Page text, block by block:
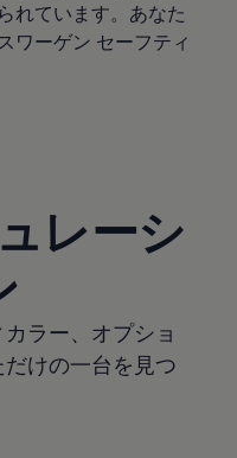
れています。あなた
ワーゲン セーフティ
レーシ
ラー、オプショ
けの一台を見つ